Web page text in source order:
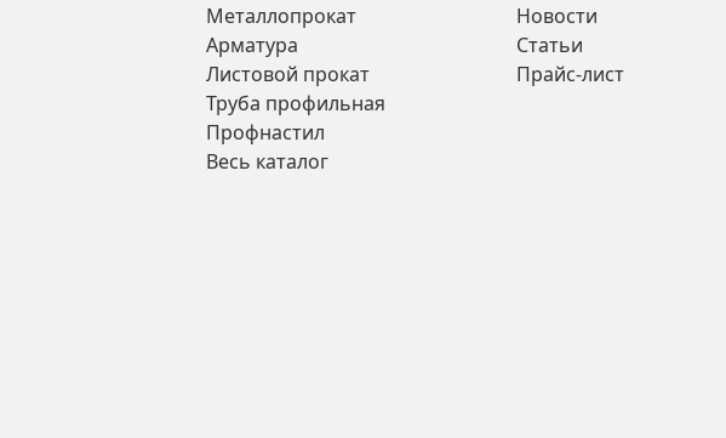
Металлопрокат
Арматура
Листовой прокат
Труба профильная
Профнастил
Весь каталог
Новости
Статьи
Прайс-лист